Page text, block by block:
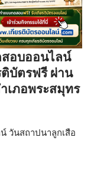
อบออนไลน์
บัตรฟรี ผ่าน
เภอพระสมุทร
วันสถาปนาลูกเสือ